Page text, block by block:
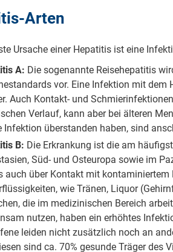
Arten
Ursache einer Hepatitis ist eine
A: Die sogenannte Reisehepatitis
vor. Eine Infektion mit
Auch Kontakt- und
Verlauf, kann aber bei älteren
Infektion überstanden haben, sind
B: Die Erkrankung ist die am
Süd- und Osteuropa sowie im
auch über Kontakt mit kontaminiertem
wie Tränen, Liquor
die im medizinischen Bereich
nutzen, haben ein erhöhtes
leiden nicht zusätzlich noch an
sind ca. 70% gesunde Träger des